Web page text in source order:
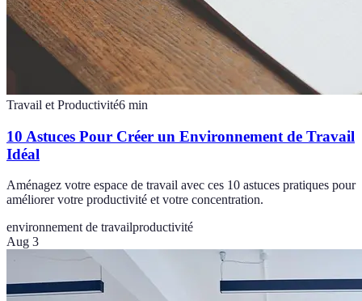
Travail et Productivité6 min
10 Astuces Pour Créer un Environnement de Travail
Idéal
Aménagez votre espace de travail avec ces 10 astuces pratiques pour
améliorer votre productivité et votre concentration.
environnement de travailproductivité
Aug 3